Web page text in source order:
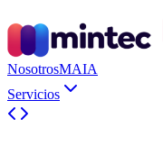
NosotrosMAIA
Servicios